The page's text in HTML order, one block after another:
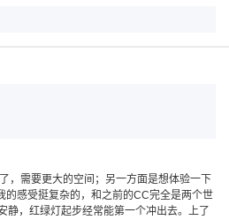
，需要更大的空间；另一方面是想体验一下
的感受挺复杂的，和之前的CC完全是两个世
静，红绿灯起步经常能第一个冲出去。上了